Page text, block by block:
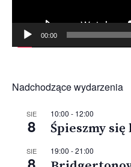
00:00
Nadchodzące wydarzenia
SIE
8
10:00 - 12:00
Śpieszmy
SIE 19:00 -21:00